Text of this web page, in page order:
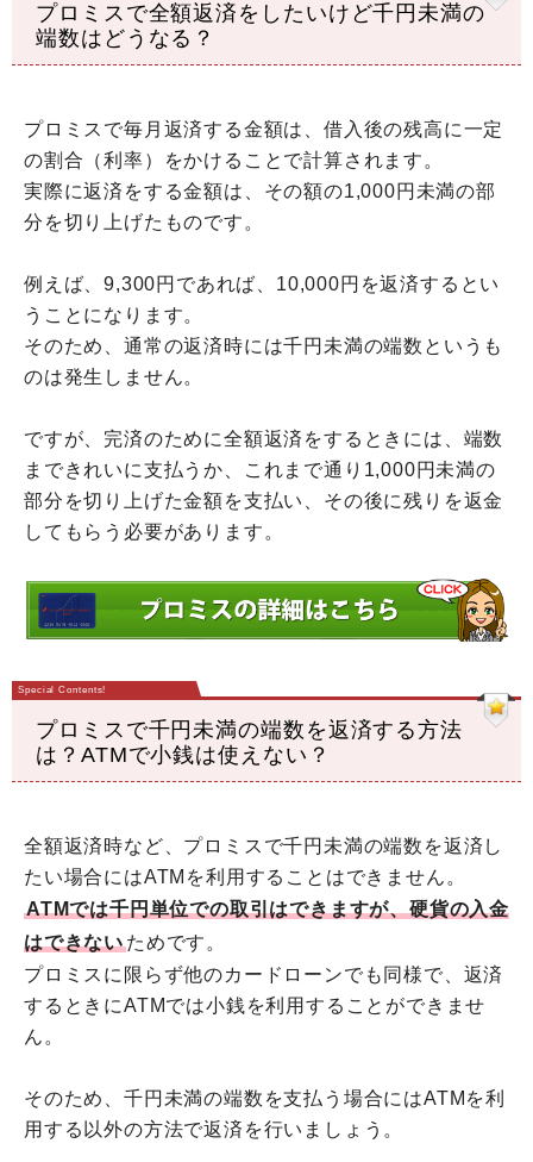
プロミスで全額返済をしたいけど千円未満の
端数はどうなる？
プロミスで毎月返済する金額は、借入後の残高に一定
の割合（利率）をかけることで計算されます。
実際に返済をする金額は、その額の1,000円未満の部
分を切り上げたものです。
例えば、9,300円であれば、10,000円を返済するとい
うことになります。
そのため、通常の返済時には千円未満の端数というも
のは発生しません。
ですが、完済のために全額返済をするときには、端数
まできれいに支払うか、これまで通り1,000円未満の
部分を切り上げた金額を支払い、その後に残りを返金
してもらう必要があります。
プロミスで千円未満の端数を返済する方法
は？ATMで小銭は使えない？
全額返済時など、プロミスで千円未満の端数を返済し
たい場合にはATMを利用することはできません。
ATMでは千円単位での取引はできますが、硬貨の入金
はできないためです。
プロミスに限らず他のカードローンでも同様で、返済
するときにATMでは小銭を利用することができませ
ん。
そのため、千円未満の端数を支払う場合にはATMを利
用する以外の方法で返済を行いましょう。